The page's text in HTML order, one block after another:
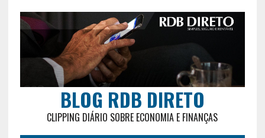
BLOG RDB DIRETO
CLIPPING DIÁRIO SOBRE ECONOMIA E FINANÇAS